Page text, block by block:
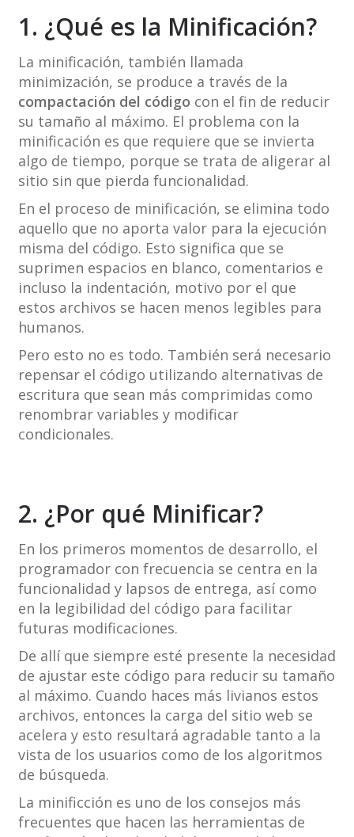
1. ¿Qué es la Minificación?
La minificación, también llamada
minimización, se produce a través de la
compactación del código con el fin de reducir
su tamaño al máximo. El problema con la
minificación es que requiere que se invierta
algo de tiempo, porque se trata de aligerar al
sitio sin que pierda funcionalidad.
En el proceso de minificación, se elimina todo
aquello que no aporta valor para la ejecución
misma del código. Esto significa que se
suprimen espacios en blanco, comentarios e
incluso la indentación, motivo por el que
estos archivos se hacen menos legibles para
humanos.
Pero esto no es todo. También será necesario
repensar el código utilizando alternativas de
escritura que sean más comprimidas como
renombrar variables y modificar
condicionales.
2. ¿Por qué Minificar?
En los primeros momentos de desarrollo, el
programador con frecuencia se centra en la
funcionalidad y lapsos de entrega, así como
en la legibilidad del código para facilitar
futuras modificaciones.
De allí que siempre esté presente la necesidad
de ajustar este código para reducir su tamaño
al máximo. Cuando haces más livianos estos
archivos, entonces la carga del sitio web se
acelera y esto resultará agradable tanto a la
vista de los usuarios como de los algoritmos
de búsqueda.
La minificción es uno de los consejos más
frecuentes que hacen las herramientas de